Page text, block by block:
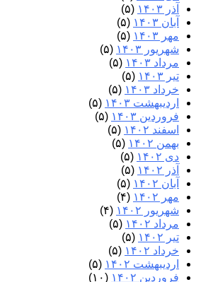
آذر ۱۴۰۳
(۵)
آبان ۱۴۰۳
(۵)
مهر ۱۴۰۳
(۵)
شهریور ۱۴۰۳
(۵)
مرداد ۱۴۰۳
(۵)
تیر ۱۴۰۳
(۵)
خرداد ۱۴۰۳
(۵)
اردیبهشت ۱۴۰۳
(۵)
فروردین ۱۴۰۳
(۵)
اسفند ۱۴۰۲
(۵)
بهمن ۱۴۰۲
(۵)
دی ۱۴۰۲
(۵)
آذر ۱۴۰۲
(۵)
آبان ۱۴۰۲
(۵)
مهر ۱۴۰۲
(۴)
شهریور ۱۴۰۲
(۴)
مرداد ۱۴۰۲
(۵)
تیر ۱۴۰۲
(۵)
خرداد ۱۴۰۲
(۵)
اردیبهشت ۱۴۰۲
(۵)
فروردین ۱۴۰۲
(۱۰)